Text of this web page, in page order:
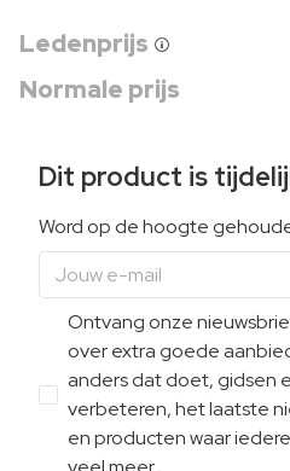
Ledenprijs
Normale prijs
Dit product is
Word op de hoogte
Ontvang onze
over extra goede
anders dat doet, gidsen
verbeteren, het laatste
en producten waar